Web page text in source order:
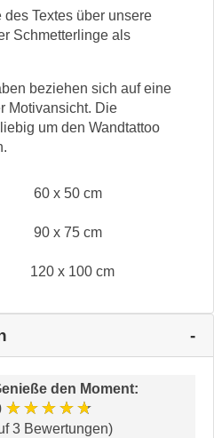
Textes über unsere
Schmetterlinge als
beziehen sich auf eine
Motivansicht. Die
um den Wandtattoo
60 x 50 cm
90 x 75 cm
120 x 100 cm
den Moment:
★★★★★
3 Bewertungen)